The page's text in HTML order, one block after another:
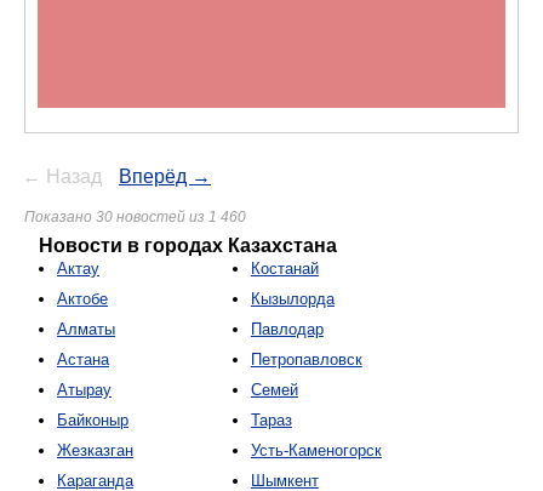
← Назад Вперёд →
Показано 30 новостей из 1 460
Новости в городах Казахстана
Актау
Актобе
Алматы
Астана
Атырау
Байконыр
Жезказган
Караганда
Костанай
Кызылорда
Павлодар
Петропавловск
Семей
Тараз
Усть-Каменогорск
Шымкент